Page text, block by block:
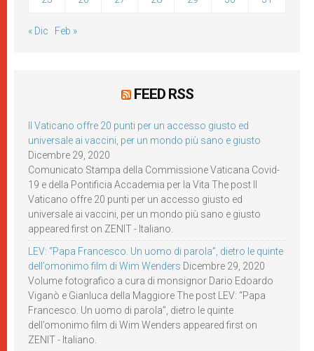
« Dic Feb »
FEED RSS
Il Vaticano offre 20 punti per un accesso giusto ed
universale ai vaccini, per un mondo più sano e giusto
Dicembre 29, 2020
Comunicato Stampa della Commissione Vaticana Covid-
19 e della Pontificia Accademia per la Vita The post Il
Vaticano offre 20 punti per un accesso giusto ed
universale ai vaccini, per un mondo più sano e giusto
appeared first on ZENIT - Italiano.
LEV: “Papa Francesco. Un uomo di parola”, dietro le quinte
dell’omonimo film di Wim Wenders Dicembre 29, 2020
Volume fotografico a cura di monsignor Dario Edoardo
Viganò e Gianluca della Maggiore The post LEV: “Papa
Francesco. Un uomo di parola”, dietro le quinte
dell’omonimo film di Wim Wenders appeared first on
ZENIT - Italiano.